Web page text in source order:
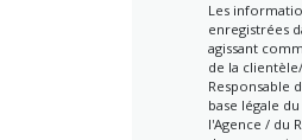
Les
enregistrées
agissant
de la
Responsable
base légale
l'Agence / du